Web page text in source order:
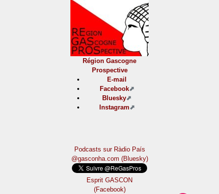
Région Gascogne
Prospective
E-mail
Facebook
Bluesky
Instagram
Podcasts sur Ràdio País
@gasconha.com (Bluesky)
Esprit GASCON
(Facebook)